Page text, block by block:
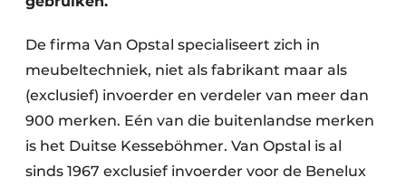
De firma Van Opstal specialiseert zich in
meubeltechniek, niet als fabrikant maar als
(exclusief) invoerder en verdeler van meer dan
900 merken. Eén van die buitenlandse merken
is het Duitse Kesseböhmer. Van Opstal is al
sinds 1967 exclusief invoerder voor de Benelux